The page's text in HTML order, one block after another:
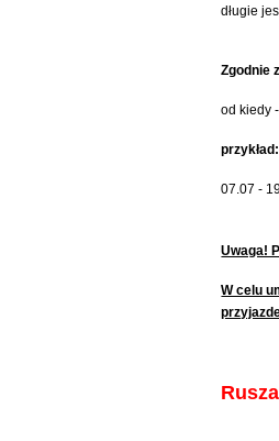
długie
Zgodnie
od kiedy
przykład:
07.07 -
Uwaga!
W celu